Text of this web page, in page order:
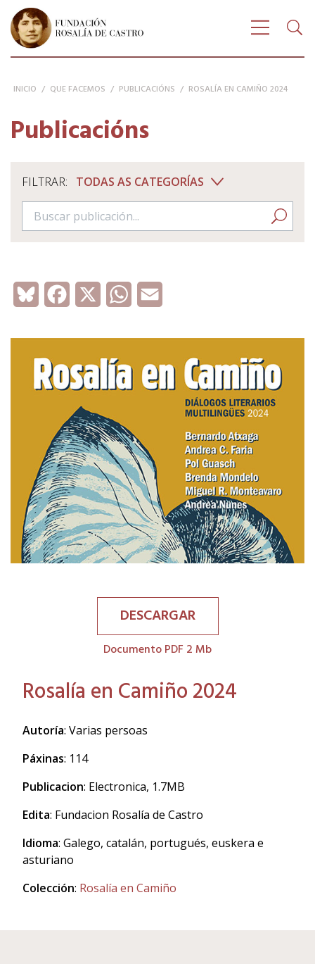
FUNDACIÓN ROSALÍA DE CASTRO
Buscar:
INICIO / QUE FACEMOS / PUBLICACIÓNS / ROSALÍA EN CAMIÑO 2024
Publicacións
FILTRAR:
Buscar publicación
Bluesky Facebook WhatsApp
DESCARGAR
Documento PDF 2 Mb
Rosalía en Camiño 2024
Autoría: Varias persoas
Páxinas: 114
Publicacion: Electronica, 1.7MB
Edita: Fundacion Rosalía de Castro
Idioma: Galego, catalán, portugués, euskera e
asturiano
Colección: Rosalía en Camiño